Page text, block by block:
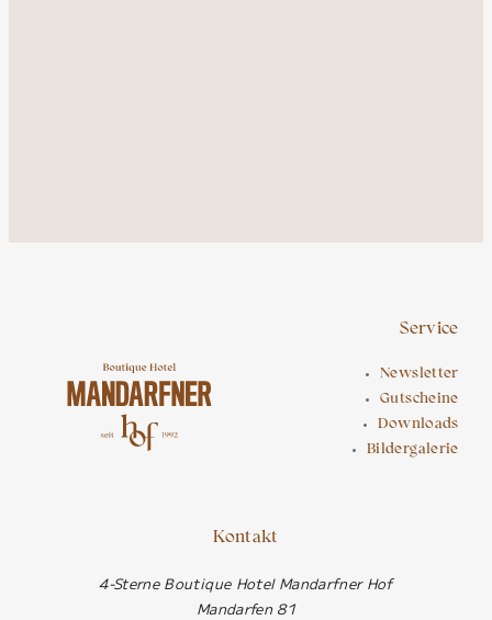
Kontakt
4-Sterne Boutique Hotel Mandarfner Hof
Mandarfen 81
Service
Newsletter
Gutscheine
Downloads
Bildergalerie